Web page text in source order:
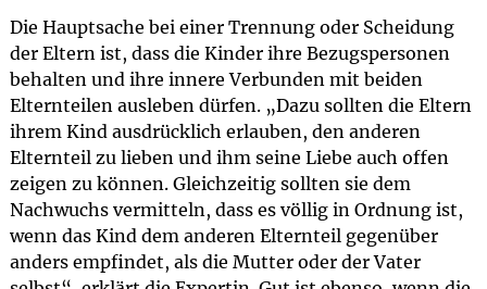
Die Hauptsache bei einer Trennung oder Scheidung
der Eltern ist, dass die Kinder ihre Bezugspersonen
behalten und ihre innere Verbunden mit beiden
Elternteilen ausleben dürfen. „Dazu sollten die Eltern
ihrem Kind ausdrücklich erlauben, den anderen
Elternteil zu lieben und ihm seine Liebe auch offen
zeigen zu können. Gleichzeitig sollten sie dem
Nachwuchs vermitteln, dass es völlig in Ordnung ist,
wenn das Kind dem anderen Elternteil gegenüber
anders empfindet, als die Mutter oder der Vater